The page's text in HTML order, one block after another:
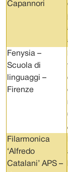
Capannori
Fenysia –
Scuola di
linguaggi –
Firenze
Filarmonica
‘Alfredo
Catalani’ APS –